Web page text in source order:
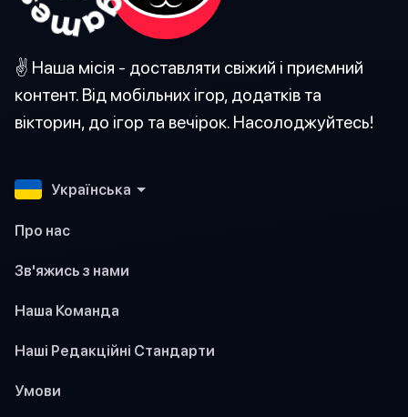
✌️ Наша місія - доставляти свіжий і приємний
контент. Від мобільних ігор, додатків та
вікторин, до ігор та вечірок. Насолоджуйтесь!
Українська
Про нас
Зв'яжись з нами
Наша Команда
Наші Редакційні Стандарти
Умови